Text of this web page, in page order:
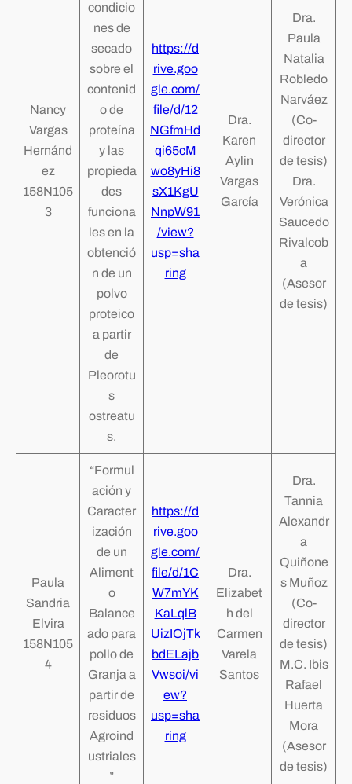
Nancy
Vargas
Hernánd
ez
158N105
3
condicio
nes de
secado
sobre el
contenid
o de
proteína
y las
propieda
des
funciona
les en la
obtenció
n de un
polvo
proteico
a partir
de
Pleorotu
s
ostreatu
s.
https://d
rive.goo
gle.com/
file/d/12
NGfmHd
qi65cM
wo8yHi8
sX1KgU
NnpW91
/view?
usp=sha
ring
Dra.
Karen
Aylin
Vargas
García
Dra.
Paula
Natalia
Robledo
Narváez
(Co-
director
de tesis)
Dra.
Verónica
Saucedo
Rivalcob
a
(Asesor
de tesis)
Paula
Sandria
Elvira
158N105
4
“Formul
ación y
Caracter
ización
de un
Aliment
o
Balance
ado para
pollo de
Granja a
partir de
residuos
Agroind
ustriales
”
https://d
rive.goo
gle.com/
file/d/1C
W7mYK
KaLqlB
UizIOjTk
bdELajb
Vwsoi/vi
ew?
usp=sha
ring
Dra.
Elizabet
h del
Carmen
Varela
Santos
Dra.
Tannia
Alexandr
a
Quiñone
s Muñoz
(Co-
director
de tesis)
M.C. Ibis
Rafael
Huerta
Mora
(Asesor
de tesis)